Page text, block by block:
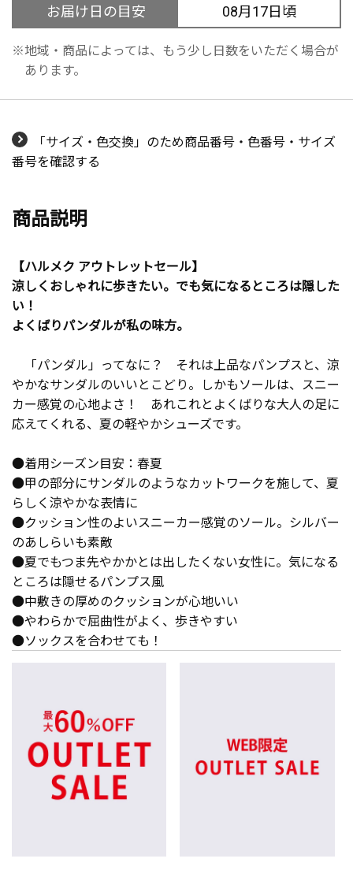
お届け日の目安 08月17日頃
地域・商品によっては、もう少し日数をいただく場合が
あります。
「サイズ・色交換」のため商品番号・色番号・サイズ
番号を確認する
商品説明
【ハルメク アウトレットセール】
涼しくおしゃれに歩きたい。でも気になるところは隠した
い！
よくばりパンダルが私の味方。
「パンダル」ってなに？ それは上品なパンプスと、涼
やかなサンダルのいいとこどり。しかもソールは、スニー
カー感覚の心地よさ！ あれこれとよくばりな大人の足に
応えてくれる、夏の軽やかシューズです。
●着用シーズン目安：春夏
●甲の部分にサンダルのようなカットワークを施して、夏
らしく涼やかな表情に
●クッション性のよいスニーカー感覚のソール。シルバー
のあしらいも素敵
●夏でもつま先やかかとは出したくない女性に。気になる
ところは隠せるパンプス風
●中敷きの厚めのクッションが心地いい
●やわらかで屈曲性がよく、歩きやすい
●ソックスを合わせても！